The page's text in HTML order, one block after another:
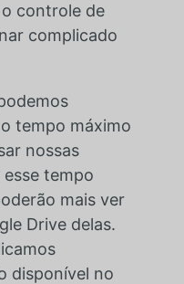
controle de
complicado
tempo máximo
nossas
esse tempo
mais ver
Drive delas.
disponível no